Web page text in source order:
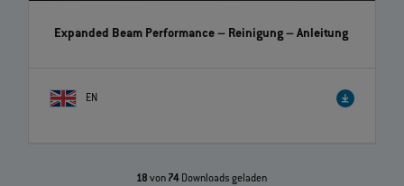
Expanded Beam Performance – Reinigung– Anleitung
EN
18 von 74 Downloads geladen